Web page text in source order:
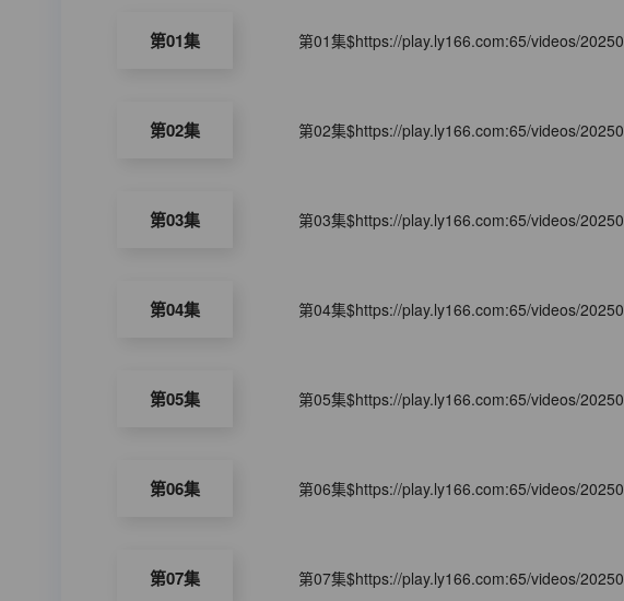
第01集 第01集$https://play.ly166.com:65/videos/
第02集 第02集$https://play.ly166.com:65/videos/
第03集 第03集$https://play.ly166.com:65/videos/
第04集 第04集$https://play.ly166.com:65/videos/
第05集 第05集$https://play.ly166.com:65/videos/
第06集 第06集$https://play.ly166.com:65/videos/
第07集 第07集$https://play.ly166.com:65/videos/